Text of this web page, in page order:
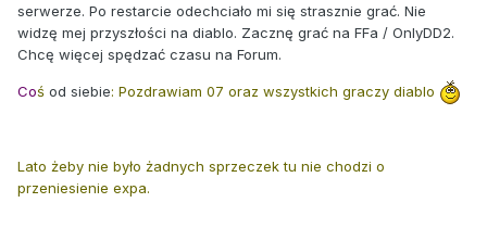
serwerze. Po restarcie odechciało mi się strasznie grać. Nie
widzę mej przyszłości na diablo. Zacznę grać na FFa / OnlyDD2.
Chcę więcej spędzać czasu na Forum.
Coś od siebie: Pozdrawiam 07 oraz wszystkich graczy diablo
Lato żeby nie było żadnych sprzeczek tu nie chodzi o
przeniesienie expa.